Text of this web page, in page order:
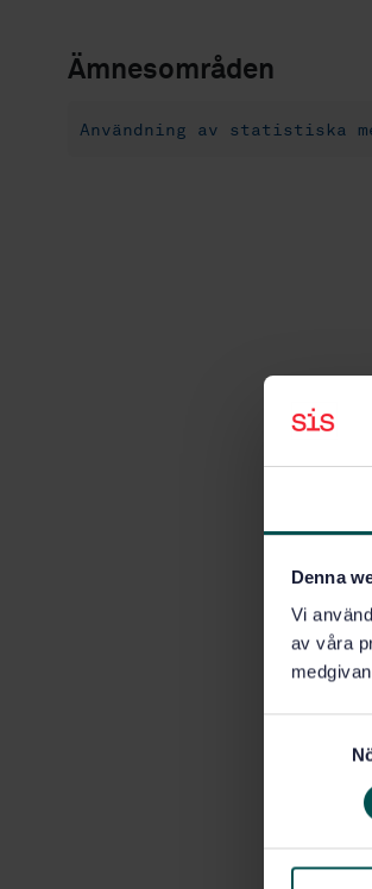
Denna
Vi
av våra
Ämnesområden
Användning av statistiska